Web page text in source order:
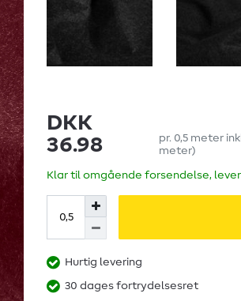
DKK
36.98
pr. 0,5 meter
meter)
Klar til omgående forsendelse,
Hurtig levering
30 dages fortrydelsesret